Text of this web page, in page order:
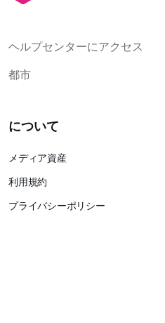
ヘルプセンターにアクセス
都市
について
メディア資産
利用規約
プライバシーポリシー